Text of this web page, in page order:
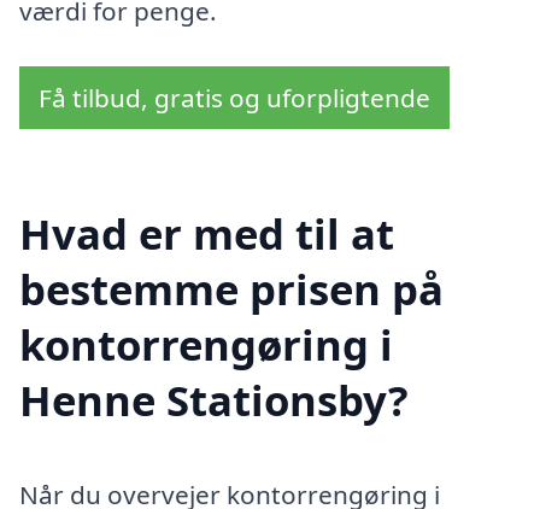
værdi for penge.
Få tilbud, gratis og uforpligtende
Hvad er med til at
bestemme prisen på
kontorrengøring i
Henne Stationsby?
Når du overvejer kontorrengøring i